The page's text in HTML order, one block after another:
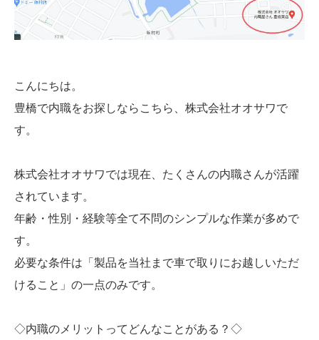
こんにちは。
豊橋で内職をお探しならこちら、株式会社オオサワで
す。
株式会社オオサワでは現在、たくさんの内職さんが活躍
されています。
年齢・性別・経験等全て不問のシンプルな作業が多めで
す。
必要な条件は「製品を当社まで車で取りにお越しいただ
けること」の一点のみです。
◇内職のメリットってどんなことがある？◇